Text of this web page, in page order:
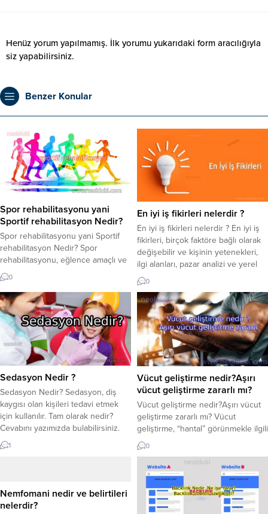
Henüz yorum yapılmamış. İlk yorumu yukarıdaki form aracılığıyla
siz yapabilirsiniz.
Benzer Konular
Spor rehabilitasyonu yani
Sportif rehabilitasyon Nedir?
Spor rehabilitasyonu yani Sportif
rehabilitasyon Nedir? Spor
rehabilitasyonu, eğlence amaçlı ve
profesyonel sporcular tarafından
yaralanma ve ameliyatlardan sonra
kullanılır. Spor rehabilitasyonu yani
Sportif rehabilitasyon Nedir?
Rehabilitasyon neden önemlidir?
Spor rehabilitasyonu nedir?
Atletizm deyince aklınıza
profesyonel sporcular gelebilir.
Ancak atletik rehabilitasyon terimi
sadece bu amaçla
kullanılmamaktadır. Profesyonel ya
da amatör fark...
0
En iyi iş fikirleri nelerdir ?
En iyi iş fikirleri nelerdir ? En iyi iş
fikirleri, birçok faktöre bağlı olarak
değişebilir ve kişinin yetenekleri,
ilgi alanları, pazar analizi ve yerel
ekonomik durum gibi faktörler göz
önüne alınmalıdır. Bununla birlikte,
genel olarak popüler ve potansiyel
olarak başarılı iş fikirlerinden
bazıları şunlar olabilir: Dijital
Pazarlama Ajansı: İnternetin
yaygınlaşmasıyla...
0
Sedasyon Nedir ?
Sedasyon Nedir? Sedasyon, diş
kaygısı olan kişileri tedavi etmek
için kullanılır. Tam olarak nedir?
Cevabını yazımızda bulabilirsiniz.
Sedasyon veya sakinleştirme tıpta
sıklıkla kullanılır. Genel anlamda siz
sedasyon uyguladığı ve derinliği
kontrol etmek için tüm refleksleri
1
Vücut geliştirme nedir?Aşırı
vücut geliştirme zararlı mı?
Vücut geliştirme nedir?Aşırı vücut
geliştirme zararlı mı? Vücut
geliştirme, “hantal” görünmekle ilgili
değildir. Kas geliştirme ile ilgili bu
bilgilendirici makaleyi
okuduğunuzdan emin olun. Vücut
geliştirme nedir? Bedeni geliştirme
hareketleri tek başına yapılır mı?
Aşırı vücut geliştirmeden
0
Nemfomani nedir ve belirtileri
nelerdir?